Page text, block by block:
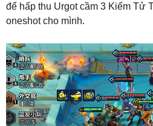
để hấp thu Urgot cầm 3 Kiếm Tử
oneshot cho mình.